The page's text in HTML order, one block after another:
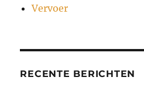
Vervoer
RECENTE BERICHTEN